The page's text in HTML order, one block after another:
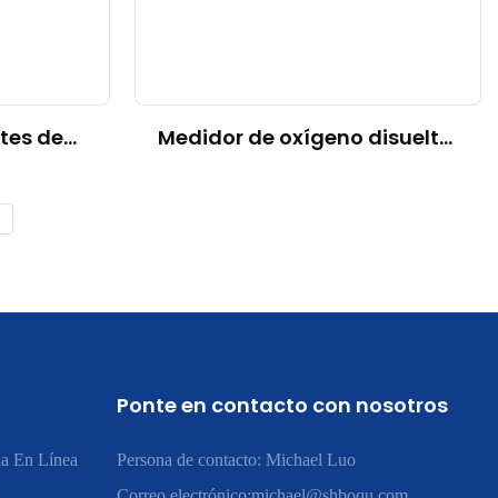
de
la
en
Medidor de oxígeno disuelto:
En Línea
Ponte en contacto con nosotros
Persona de contacto: Michael Luo